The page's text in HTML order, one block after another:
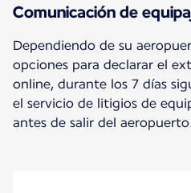
Comunicación de
Dependiendo de su
opciones para declarar el
online, durante los 7 días
el servicio de litigios de
antes de salir del